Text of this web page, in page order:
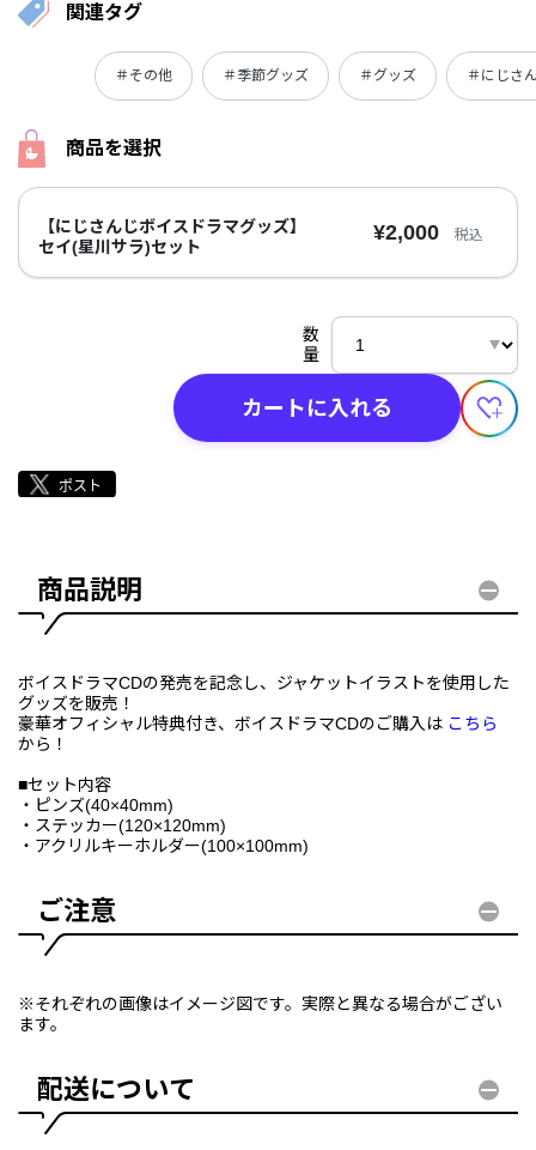
関連タグ
＃その他 ＃季節グッズ ＃グッズ ＃にじさ
商品を選択
【にじさんじボイスドラマグッズ】
セイ(星川サラ)セット
¥2,000 税込
数
量
カートに入れる
商品説明
ボイスドラマCDの発売を記念し、ジャケットイラストを使用した
グッズを販売！
豪華オフィシャル特典付き、ボイスドラマCDのご購入は こちら
から！
■セット内容
・ピンズ(40×40mm)
・ステッカー(120×120mm)
・アクリルキーホルダー(100×100mm)
ご注意
※それぞれの画像はイメージ図です。実際と異なる場合がござい
ます。
配送について